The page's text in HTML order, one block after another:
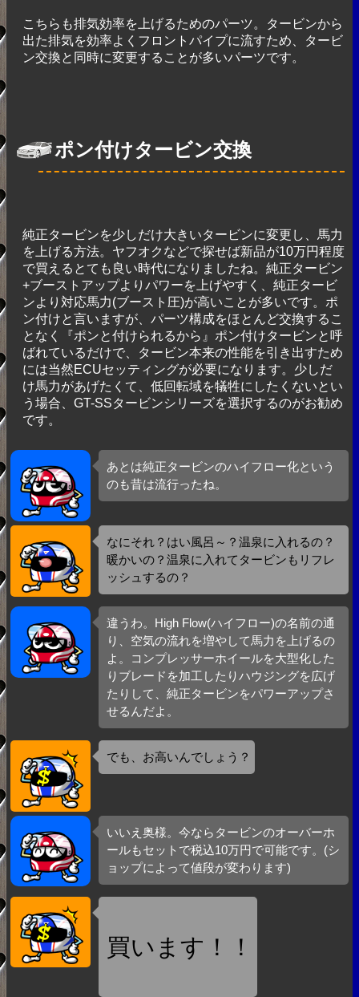
こちらも排気効率を上げるためのパーツ。タービンから
出た排気を効率よくフロントパイプに流すため、タービ
ン交換と同時に変更することが多いパーツです。
ポン付けタービン交換
純正タービンを少しだけ大きいタービンに変更し、馬力
を上げる方法。ヤフオクなどで探せば新品が10万円程度
で買えるとても良い時代になりましたね。純正タービン
+ブーストアップよりパワーを上げやすく、純正タービ
ンより対応馬力(ブースト圧)が高いことが多いです。ポ
ン付けと言いますが、パーツ構成をほとんど交換するこ
となく『ポンと付けられるから』ポン付けタービンと呼
ばれているだけで、タービン本来の性能を引き出すため
には当然ECUセッティングが必要になります。少しだ
け馬力があげたくて、低回転域を犠牲にしたくないとい
う場合、GT-SSタービンシリーズを選択するのがお勧め
です。
あとは純正タービンのハイフロー化という
のも昔は流行ったね。
なにそれ？はい風呂～？温泉に入れるの？
暖かいの？温泉に入れてタービンもリフレ
ッシュするの？
違うわ。High Flow(ハイフロー)の名前の通
り、空気の流れを増やして馬力を上げるの
よ。コンプレッサーホイールを大型化した
りブレードを加工したりハウジングを広げ
たりして、純正タービンをパワーアップさ
せるんだよ。
でも、お高いんでしょう？
いいえ奥様。今ならタービンのオーバーホ
ールもセットで税込10万円で可能です。(シ
ョップによって値段が変わります)
買います！！